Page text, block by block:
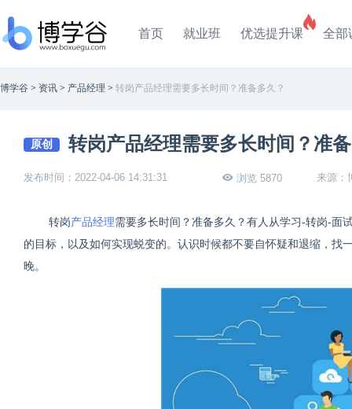
首页 就业班 优选提升课 全部
博学谷 > 资讯 > 产品经理 > 转岗产品经理需要多长时间？准备多久？
原创 转岗产品经理需要多长时间？准
发布时间：2022-04-06 14:31:31 浏览 5870 来源：
转岗产品经理需要多长时间？准备多久？有人从学习-转岗-面
的目标，以及如何实现蜕变的。认识时候都不要自怀疑和退缩，
晚。